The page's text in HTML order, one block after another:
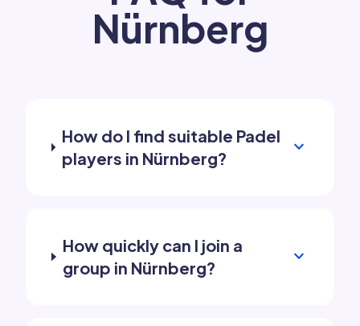
Nürnberg
How do I find suitable Padel
players in Nürnberg?
expand_more
How quickly can I join a
group in Nürnberg?
expand_more